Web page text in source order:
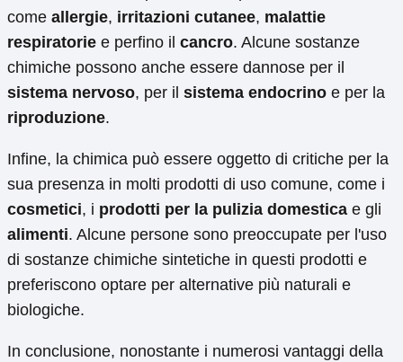
come allergie, irritazioni cutanee, malattie
respiratorie e perfino il cancro. Alcune sostanze
chimiche possono anche essere dannose per il
sistema nervoso, per il sistema endocrino e per la
riproduzione.
Infine, la chimica può essere oggetto di critiche per la
sua presenza in molti prodotti di uso comune, come i
cosmetici, i prodotti per la pulizia domestica e gli
alimenti. Alcune persone sono preoccupate per l'uso
di sostanze chimiche sintetiche in questi prodotti e
preferiscono optare per alternative più naturali e
biologiche.
In conclusione, nonostante i numerosi vantaggi della